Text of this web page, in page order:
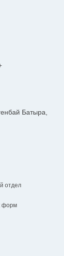
Батыра,
отдел
форм